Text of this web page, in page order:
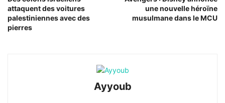
attaquent des voitures
palestiniennes avec des
pierres
une nouvelle héroïne
musulmane dans le MCU
Ayyoub